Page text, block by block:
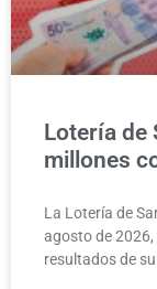
Lotería de
millones
La Lotería de
agosto de
resultados de su